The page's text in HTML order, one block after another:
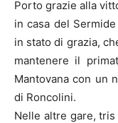
Porto grazie alla
in casa del
in stato di grazia,
mantenere il
Mantovana con un
di Roncolini.
Nelle altre gare, tris